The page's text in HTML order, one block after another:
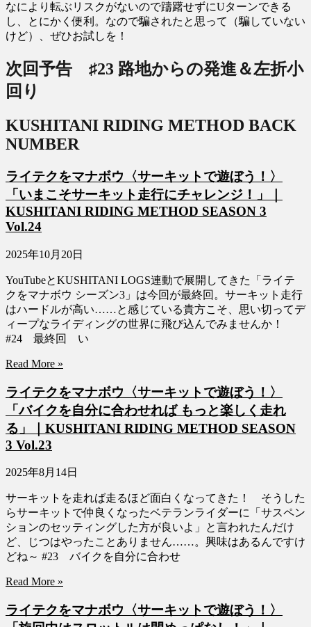
なにより転ぶリスクがないので躊躇せずにUターンできる
し、とにかく便利。なので騙されたと思って（騙していない
けど）、ぜひお試しを！
次回予告 ♯23 路地からの発進＆左折小
回り
KUSHITANI RIDING METHOD BACK
NUMBER
ライテクをマナボウ〈サーキットで遊ぼう！〉
「いまこそサーキット走行にチャレンジ！」｜
KUSHITANI RIDING METHOD SEASON 3
Vol.24
2025年10月20日
YouTubeとKUSHITANI LOGS連動で展開してきた「ライテ
クをマナボウ シーズン3」は今回が最終回。サーキット走行
はハードルが高い……と感じている貴方こそ、思い切ってデ
ィープなライディングの世界に飛び込んでみませんか！
#24 最終回 い
Read More »
ライテクをマナボウ〈サーキットで遊ぼう！〉
「バイクを自分に合わせれば もっと楽しく走れ
る」｜KUSHITANI RIDING METHOD SEASON
3 Vol.23
2025年8月14日
サーキットを走れば走るほど面白くなってきた！ そうした
らサーキットで仲良くなったベテランライダーに「サスペン
ションのセッティングした方が良いよ」と言われたんだけ
ど、じつはやったことありません……。興味はあるんですけ
どね～ #23 バイクを自分に合わせ
Read More »
ライテクをマナボウ〈サーキットで遊ぼう！〉